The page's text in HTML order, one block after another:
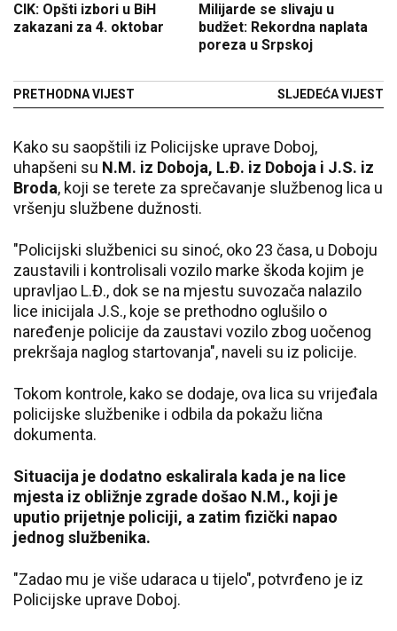
CIK: Opšti izbori u BiH
zakazani za 4. oktobar
PRETHODNA VIJEST
Milijarde se slivaju u
budžet: Rekordna naplata
poreza u Srpskoj
SLJEDEĆA VIJEST
Kako su saopštili iz Policijske uprave Doboj,
uhapšeni su N.M. iz Doboja, L.Đ. iz Doboja i J.S. iz
Broda, koji se terete za sprečavanje službenog lica u
vršenju službene dužnosti.
"Policijski službenici su sinoć, oko 23 časa, u Doboju
zaustavili i kontrolisali vozilo marke škoda kojim je
upravljao L.Đ., dok se na mjestu suvozača nalazilo
lice inicijala J.S., koje se prethodno oglušilo o
naređenje policije da zaustavi vozilo zbog uočenog
prekršaja naglog startovanja", naveli su iz policije.
Tokom kontrole, kako se dodaje, ova lica su vrijeđala
policijske službenike i odbila da pokažu lična
dokumenta.
Situacija je dodatno eskalirala kada je na lice
mjesta iz obližnje zgrade došao N.M., koji je
uputio prijetnje policiji, a zatim fizički napao
jednog službenika.
"Zadao mu je više udaraca u tijelo", potvrđeno je iz
Policijske uprave Doboj.